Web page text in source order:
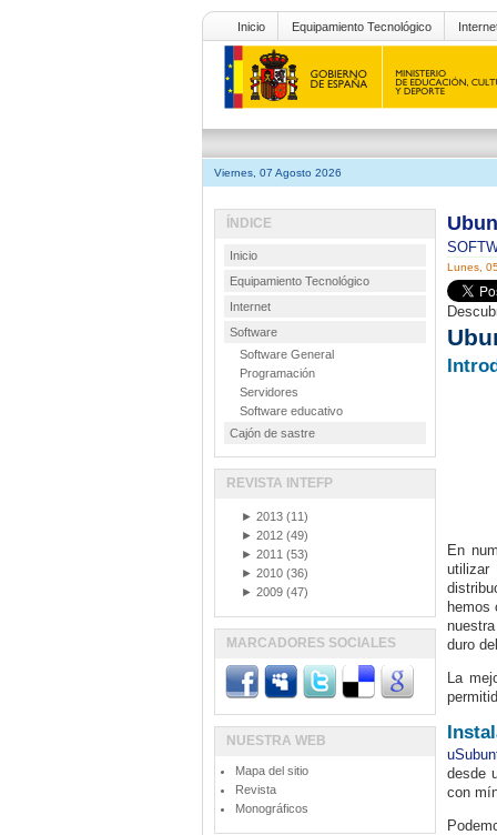
Inicio Equipamiento Tecnológico
Viernes, 07 Agosto 2026
Lunes,
En
utilizar
hemos
duro
La
desde
con
ÍNDICE
Inicio
Equipamiento Tecnológico
Internet
Software
Software General
Programación
Servidores
Software educativo
Cajón de sastre
REVISTA INTEFP
► 2013 (11)
► 2012 (49)
► 2011 (53)
► 2010 (36)
► 2009 (47)
MARCADORES SOCIALES
NUESTRA WEB
Mapa del sitio
Revista
Monográficos